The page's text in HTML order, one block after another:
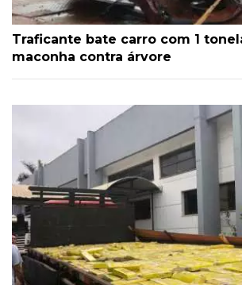
Traficante bate carro com 1
maconha contra árvore